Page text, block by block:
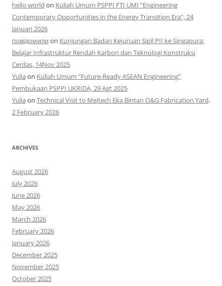
hello world on Kuliah Umum PSPPI FTI UMI “Engineering
Contemporary Opportunities in the Energy Transition Era”, 24
Januari 2026
повідомили on Kunjungan Badan Kejuruan Sipil PII ke Singapura:
Belajar Infrastruktur Rendah Karbon dan Teknologi Konstruksi
Cerdas, 14Nov 2025
Yulia on Kuliah Umum “Future-Ready ASEAN Engineering”
Pembukaan PSPPI UKRIDA, 29 Agt 2025
Yulia on Technical Visit to Meitech Eka Bintan O&G Fabrication Yard,
2 February 2026
ARCHIVES
August 2026
July 2026
June 2026
May 2026
March 2026
February 2026
January 2026
December 2025
November 2025
October 2025